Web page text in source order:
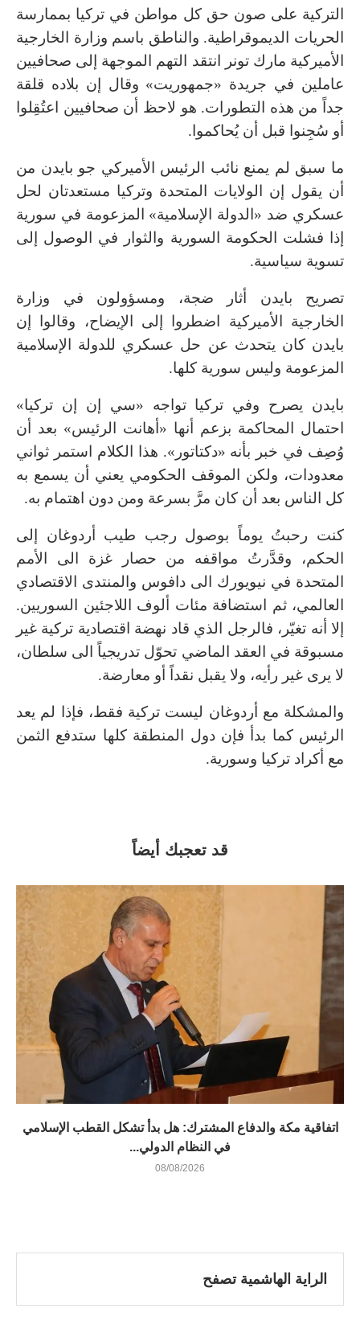
التركية على صون حق كل مواطن في تركيا بممارسة
الحريات الديموقراطية. والناطق باسم وزارة الخارجية
الأميركية مارك تونر انتقد التهم الموجهة إلى صحافيين
عاملين في جريدة «جمهوريت» وقال إن بلاده قلقة
جداً من هذه التطورات. هو لاحظ أن صحافيين اعتُقِلوا
أو سُجِنوا قبل أن يُحاكموا.
ما سبق لم يمنع نائب الرئيس الأميركي جو بايدن من
أن يقول إن الولايات المتحدة وتركيا مستعدتان لحل
عسكري ضد «الدولة الإسلامية» المزعومة في سورية
إذا فشلت الحكومة السورية والثوار في الوصول إلى
تسوية سياسية.
تصريح بايدن أثار ضجة، ومسؤولون في وزارة
الخارجية الأميركية اضطروا إلى الإيضاح، وقالوا إن
بايدن كان يتحدث عن حل عسكري للدولة الإسلامية
المزعومة وليس سورية كلها.
بايدن يصرح وفي تركيا تواجه «سي إن إن تركيا»
احتمال المحاكمة بزعم أنها «أهانت الرئيس» بعد أن
وُصِف في خبر بأنه «دكتاتور». هذا الكلام استمر ثواني
معدودات، ولكن الموقف الحكومي يعني أن يسمع به
كل الناس بعد أن كان مرَّ بسرعة ومن دون اهتمام به.
كنت رحبتُ يوماً بوصول رجب طيب أردوغان إلى
الحكم، وقدَّرتُ مواقفه من حصار غزة الى الأمم
المتحدة في نيويورك الى دافوس والمنتدى الاقتصادي
العالمي، ثم استضافة مئات ألوف اللاجئين السوريين.
إلا أنه تغيّر، فالرجل الذي قاد نهضة اقتصادية تركية غير
مسبوقة في العقد الماضي تحوّل تدريجياً الى سلطان،
لا يرى غير رأيه، ولا يقبل نقداً أو معارضة.
والمشكلة مع أردوغان ليست تركية فقط، فإذا لم يعد
الرئيس كما بدأ فإن دول المنطقة كلها ستدفع الثمن
مع أكراد تركيا وسورية.
قد تعجبك أيضاً
اتفاقية مكة والدفاع المشترك: هل بدأ تشكل القطب الإسلامي
في النظام الدولي...
08/08/2026
الراية الهاشمية تصفح